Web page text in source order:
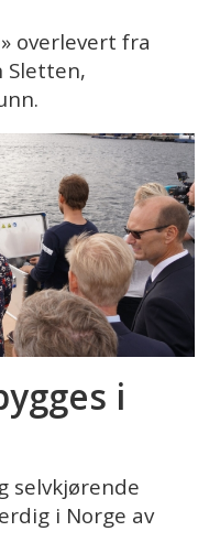
overlevert fra
Sletten,
i
selvkjørende
i Norge av